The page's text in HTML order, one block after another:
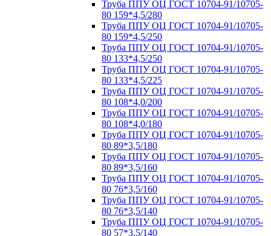
Труба ППУ ОЦ ГОСТ 10704-91/10705-
80 159*4,5/280
Труба ППУ ОЦ ГОСТ 10704-91/10705-
80 159*4,5/250
Труба ППУ ОЦ ГОСТ 10704-91/10705-
80 133*4,5/250
Труба ППУ ОЦ ГОСТ 10704-91/10705-
80 133*4,5/225
Труба ППУ ОЦ ГОСТ 10704-91/10705-
80 108*4,0/200
Труба ППУ ОЦ ГОСТ 10704-91/10705-
80 108*4,0/180
Труба ППУ ОЦ ГОСТ 10704-91/10705-
80 89*3,5/180
Труба ППУ ОЦ ГОСТ 10704-91/10705-
80 89*3,5/160
Труба ППУ ОЦ ГОСТ 10704-91/10705-
80 76*3,5/160
Труба ППУ ОЦ ГОСТ 10704-91/10705-
80 76*3,5/140
Труба ППУ ОЦ ГОСТ 10704-91/10705-
80 57*3,5/140